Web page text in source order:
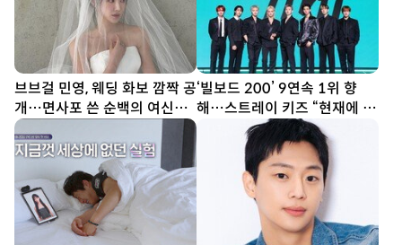
브브걸 민영, 웨딩 화보 깜짝 공
개…면사포 쓴 순백의 여신
[DA★]
‘빌보드 200’ 9연속 1위 향
해…스트레이 키즈 “현재에 최
선다할 것” (종합)[DA현장]